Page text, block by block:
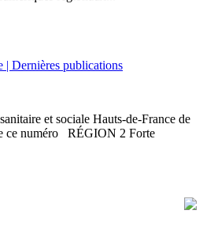
| Dernières publications
et sociale Hauts-de-France de
ce numéro RÉGION 2 Forte